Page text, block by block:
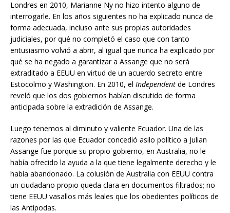
Londres en 2010, Marianne Ny no hizo intento alguno de
interrogarle. En los años siguientes no ha explicado nunca de
forma adecuada, incluso ante sus propias autoridades
judiciales, por qué no completó el caso que con tanto
entusiasmo volvió a abrir, al igual que nunca ha explicado por
qué se ha negado a garantizar a Assange que no será
extraditado a EEUU en virtud de un acuerdo secreto entre
Estocolmo y Washington. En 2010, el Independent de Londres
reveló que los dos gobiernos habían discutido de forma
anticipada sobre la extradición de Assange.
Luego tenemos al diminuto y valiente Ecuador. Una de las
razones por las que Ecuador concedió asilo político a Julian
Assange fue porque su propio gobierno, en Australia, no le
había ofrecido la ayuda a la que tiene legalmente derecho y le
había abandonado. La colusión de Australia con EEUU contra
un ciudadano propio queda clara en documentos filtrados; no
tiene EEUU vasallos más leales que los obedientes políticos de
las Antípodas.